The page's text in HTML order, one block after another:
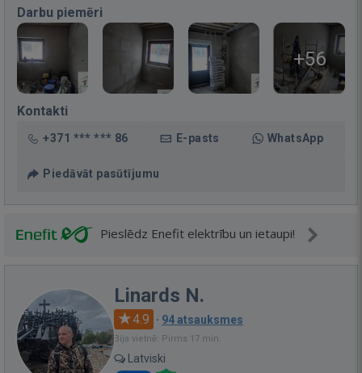
Darbu piemēri
+56
Kontakti
+371 *** *** 86 E-pasts WhatsApp
Piedāvāt pasūtījumu
Pieslēdz Enefit elektrību un ietaupi!
Linards N.
4.9 · 94 atsauksmes
Bija vietnē: Pirms 17 min.
Latviski